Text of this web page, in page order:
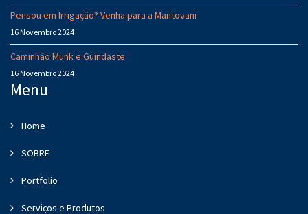
Pensou em Irrigação? Venha para a Mantovani
16 Novembro 2024
Caminhão Munk e Guindaste
16 Novembro 2024
Menu
Home
SOBRE
Portfolio
Serviços e Produtos